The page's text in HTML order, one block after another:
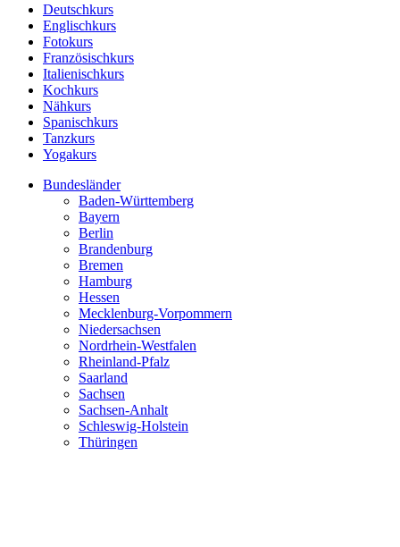
Deutschkurs
Englischkurs
Fotokurs
Französischkurs
Italienischkurs
Kochkurs
Nähkurs
Spanischkurs
Tanzkurs
Yogakurs
Bundesländer
Baden-Württemberg
Bayern
Berlin
Brandenburg
Bremen
Hamburg
Hessen
Mecklenburg-Vorpommern
Niedersachsen
Nordrhein-Westfalen
Rheinland-Pfalz
Saarland
Sachsen
Sachsen-Anhalt
Schleswig-Holstein
Thüringen